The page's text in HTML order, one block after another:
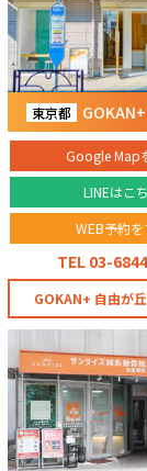
東京都
Google Map
LINEはこ
WEB予約を
TEL 03-
GOKAN+ 自由が